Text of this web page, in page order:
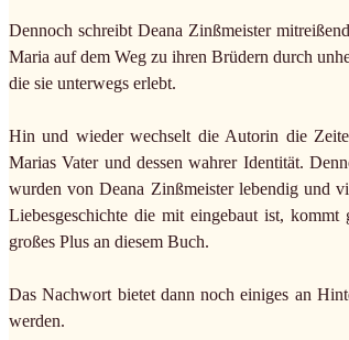
Dennoch schreibt Deana Zinßmeister
Maria auf dem Weg zu ihren Brüdern durch
die sie unterwegs erlebt.
Hin und wieder wechselt die Autorin die
Marias Vater und dessen wahrer Identität.
wurden von Deana Zinßmeister lebendig und
Liebesgeschichte die mit eingebaut ist,
großes Plus an diesem Buch.
Das Nachwort bietet dann noch einiges an
werden.